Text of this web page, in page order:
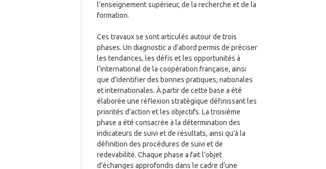
l’enseignement supérieur, de la recherche et de la
formation.
Ces travaux se sont articulés autour de trois
phases. Un diagnostic a d’abord permis de préciser
les tendances, les défis et les opportunités à
l’international de la coopération française, ainsi
que d’identifier des bonnes pratiques, nationales
et internationales. À partir de cette base a été
élaborée une réflexion stratégique définissant les
priorités d’action et les objectifs. La troisième
phase a été consacrée à la détermination des
indicateurs de suivi et de résultats, ainsi qu’à la
définition des procédures de suivi et de
redevabilité. Chaque phase a fait l’objet
d’échanges approfondis dans le cadre d’une